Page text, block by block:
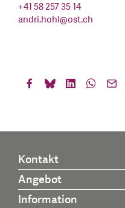
+41 58 257 35 14
andri.hohl@ost.ch
Kontakt
Angebot
Information